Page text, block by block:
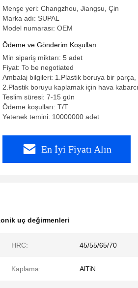
Menşe yeri: Changzhou, Jiangsu, Çin
Marka adı: SUPAL
Model numarası: OEM
Ödeme ve Gönderim Koşulları
Min sipariş miktarı: 5 adet
Fiyat: To be negotiated
Ambalaj bilgileri: 1.Plastik boruya bir parça,
2.Plastik boruyu kaplamak için hava
Teslim süresi: 7-15 gün
Ödeme koşulları: T/T
Yetenek temini: 10000000 adet
En İyi Fiyatı Alın
uç değirmenleri
HRC: 45/55/65/70
Kaplama: AlTiN